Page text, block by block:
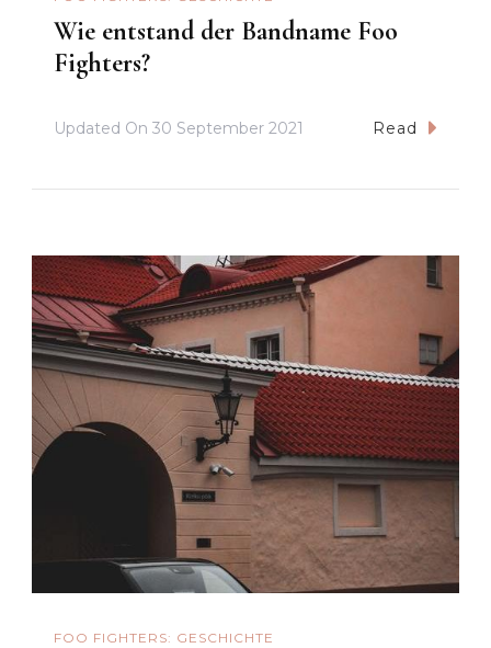
Wie entstand der Bandname Foo
Fighters?
Updated On 30 September 2021 Read
FOO FIGHTERS: GESCHICHTE